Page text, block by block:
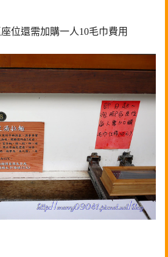
位還需加購一人10毛巾費用